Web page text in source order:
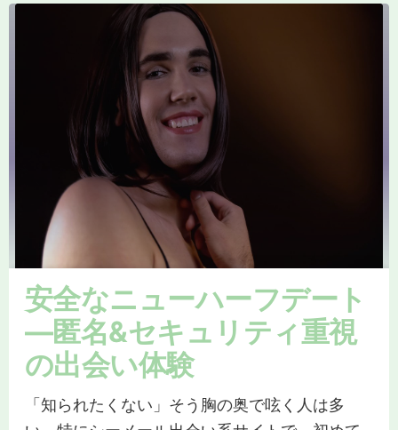
安全なニューハーフデート
—匿名&セキュリティ重視
の出会い体験
「知られたくない」そう胸の奥で呟く人は多